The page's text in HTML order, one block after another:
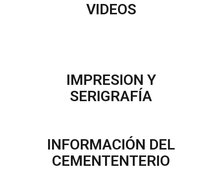
VIDEOS
IMPRESION Y
SERIGRAFÍA
INFORMACIÓN DEL
CEMENTENTERIO